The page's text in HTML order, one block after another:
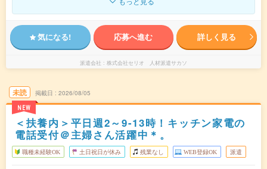
気になる! 応募へ進む 詳しく見る
派遣会社 株式会社セリオ 人材派遣サカソ
未読
NEW
掲載日 2026/08/05
＜扶養内＞平日週2～9-13時！キッチン家電の
電話受付＠主婦さん活躍中＊。
職種未経験OK 土日祝日が休み 残業なし WEB登録OK 派遣